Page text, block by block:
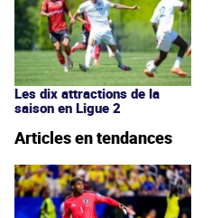
Les dix attractions de la
saison en Ligue 2
Articles en tendances